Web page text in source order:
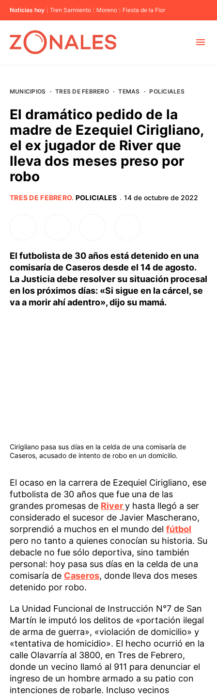
Noticias hoy Tren Sarmiento Moreno Fiesta de la Flor
BUENOS AIRES
PROVINCIAS
MUNICIPIOS · TRES DE FEBRERO · TEMAS · POLICIALES
El dramático pedido de la
madre de Ezequiel Cirigliano,
el ex jugador de River que
lleva dos meses preso por
robo
TRES DE FEBRERO. POLICIALES · 14 de octubre de 2022
El futbolista de 30 años está detenido en una
comisaría de Caseros desde el 14 de agosto.
La Justicia debe resolver su situación procesal
en los próximos días: «Si sigue en la cárcel, se
va a morir ahí adentro», dijo su mamá.
Cirigliano pasa sus días en la celda de una comisaría de
Caseros, acusado de intento de robo en un domicilio.
El ocaso en la carrera de Ezequiel Cirigliano, ese
futbolista de 30 años que fue una de las
grandes promesas de Rivery hasta llegó a ser
considerado el sucesor de Javier Mascherano,
sorprendió a muchos en el mundo del fútbol
pero no tanto a quienes conocían su historia. Su
debacle no fue sólo deportiva, sino también
personal: hoy pasa sus días en la celda de una
comisaría de Caseros, donde lleva dos meses
detenido por robo.
La Unidad Funcional de Instrucción N°7 de San
Martín le imputó los delitos de «portación ilegal
de arma de guerra», «violación de domicilio» y
«tentativa de homicidio». El hecho ocurrió en la
calle Olavarría al 3800, en Tres de Febrero,
donde un vecino llamó al 911 para denunciar el
ingreso de un hombre armado a su patio con
intenciones de robarle. Incluso vecinos